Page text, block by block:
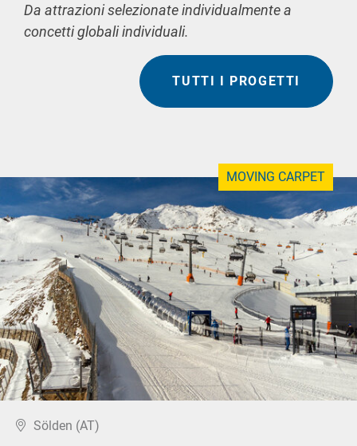
Da attrazioni selezionate individualmente a
concetti globali individuali.
TUTTI I PROGETTI
MOVING CARPET
Sölden (AT)